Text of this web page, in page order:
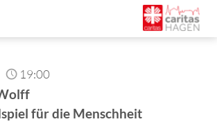
19:00
für die Menschheit